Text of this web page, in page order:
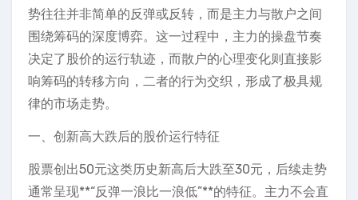
势往往并非简单的反弹或反转，而是主力与散户之间
围绕筹码的深度博弈。这一过程中，主力的操盘节奏
决定了股价的运行轨迹，而散户的心理变化则直接影
响筹码的转移方向，二者的行为交织，形成了极具规
律的市场走势。
一、创新高大跌后的股价运行特征
股票创出50元这类历史新高后大跌至30元，后续走势
通常呈现**“反弹一浪比一浪低”**的特征。主力不会直